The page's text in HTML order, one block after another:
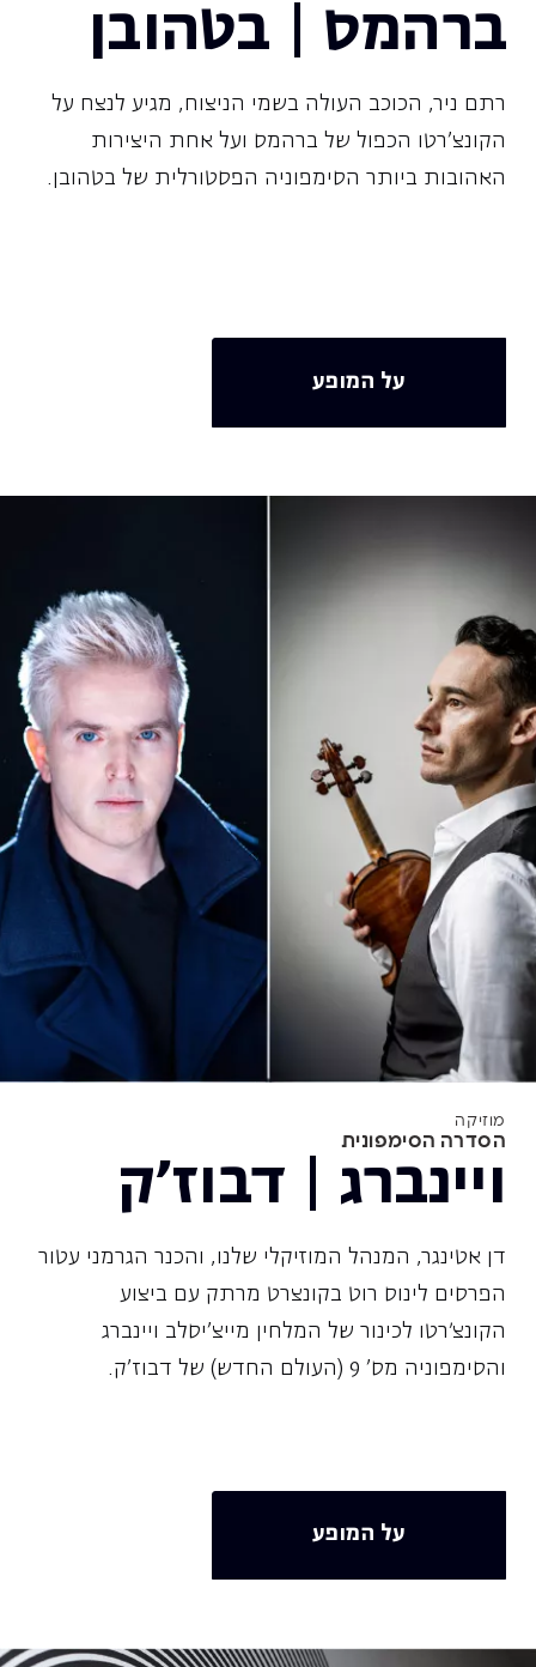
ברהמס | בטהובן
רתם ניר, הכוכב העולה בשמי הניצוח, מגיע לנצח על
הקונצ'רטו הכפול של ברהמס ועל אחת היצירות
האהובות ביותר הסימפוניה הפסטורלית של בטהובן.
על המופע
מוזיקה
הסדרה הסימפונית
ויינברג | דבוז'ק
דן אטינגר, המנהל המוזיקלי שלנו, והכנר הגרמני עטור
הפרסים לינוס רוט בקונצרט מרתק עם ביצוע
הקונצ׳רטו לכינור של המלחין מייצ'יסלב ויינברג
והסימפוניה מס' 9 (העולם החדש) של דבוז'ק.
על המופע